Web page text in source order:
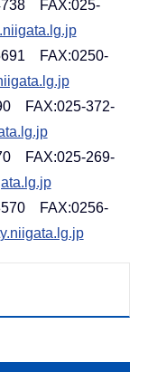
FAX:025-
FAX:0250-
FAX:025-372-
FAX:025-269-
FAX:0256-